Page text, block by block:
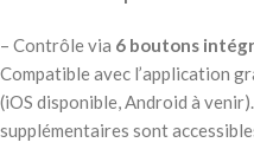
– Contrôle via 6 boutons
Compatible avec l’application
(iOS disponible, Android à
supplémentaires sont